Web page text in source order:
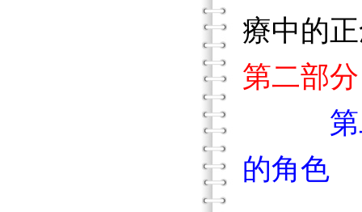
療中的
第二部
的角色